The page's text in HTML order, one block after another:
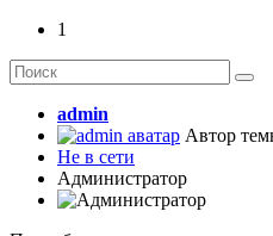
1
admin
Автор
Не в сети
Администратор